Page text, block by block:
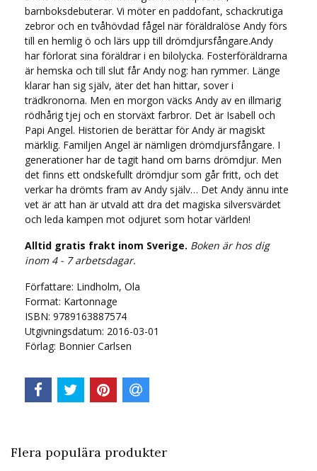
barnboksdebuterar. Vi möter en paddofant, schackrutiga
zebror och en tvåhövdad fågel när föräldralöse Andy förs
till en hemlig ö och lärs upp till drömdjursfångare.Andy
har förlorat sina föräldrar i en bilolycka. Fosterföräldrarna
är hemska och till slut får Andy nog: han rymmer. Länge
klarar han sig själv, äter det han hittar, sover i
trädkronorna. Men en morgon väcks Andy av en illmarig
rödhårig tjej och en storväxt farbror. Det är Isabell och
Papi Angel. Historien de berättar för Andy är magiskt
märklig. Familjen Angel är nämligen drömdjursfångare. I
generationer har de tagit hand om barns drömdjur. Men
det finns ett ondskefullt drömdjur som går fritt, och det
verkar ha drömts fram av Andy själv… Det Andy ännu inte
vet är att han är utvald att dra det magiska silversvärdet
och leda kampen mot odjuret som hotar världen!
Alltid gratis frakt inom Sverige. Boken är hos dig
inom 4 - 7 arbetsdagar.
Författare: Lindholm, Ola
Format: Kartonnage
ISBN: 9789163887574
Utgivningsdatum: 2016-03-01
Förlag: Bonnier Carlsen
Flera populära produkter